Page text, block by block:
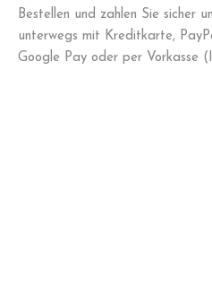
Bestellen und zahlen Sie sicher
unterwegs mit Kreditkarte,
Google Pay oder per Vorkasse